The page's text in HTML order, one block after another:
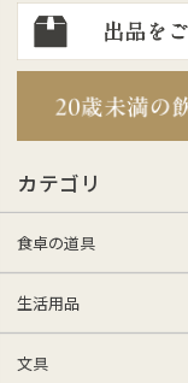
カテゴリ
食卓の道具
生活用品
文具